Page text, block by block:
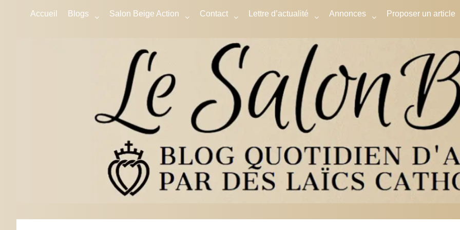
Accueil Blogs Salon Beige Action Contact Lettre d’actualité Annonces Proposer un article